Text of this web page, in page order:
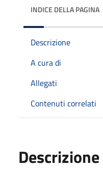
INDICE DELLA PAGINA
Descrizione
A cura di
Allegati
Contenuti correlati
Descrizione